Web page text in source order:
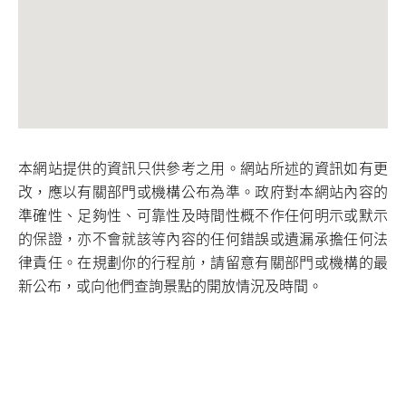
本網站提供的資訊只供參考之用。網站所述的資訊如有更
改，應以有關部門或機構公布為準。政府對本網站內容的
準確性、足夠性、可靠性及時間性概不作任何明示或默示
的保證，亦不會就該等內容的任何錯誤或遺漏承擔任何法
律責任。在規劃你的行程前，請留意有關部門或機構的最
新公布，或向他們查詢景點的開放情況及時間。